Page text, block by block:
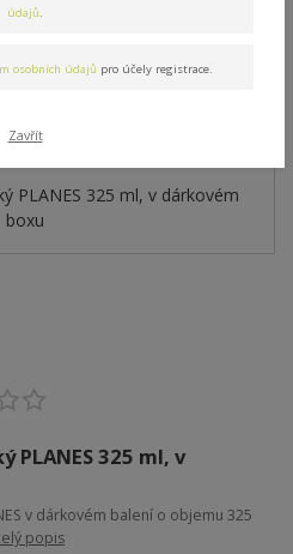
v dárkovém
325 ml, v
v dárkovém balení o objemu 325
popis
údajů.
osobních údajů pro účely registrace.
Zavřít